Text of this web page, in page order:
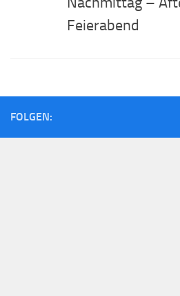
Feierabend
FOLGEN: